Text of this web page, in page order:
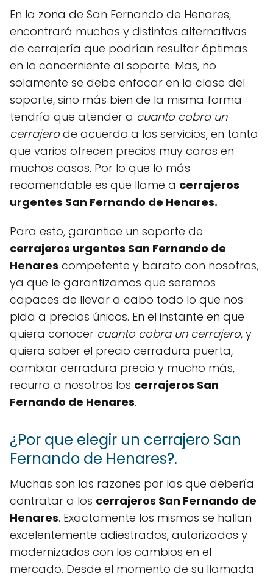
En la zona de San Fernando de Henares,
encontrará muchas y distintas alternativas
de cerrajería que podrían resultar óptimas
en lo concerniente al soporte. Mas, no
solamente se debe enfocar en la clase del
soporte, sino más bien de la misma forma
tendría que atender a cuanto cobra un
cerrajero de acuerdo a los servicios, en tanto
que varios ofrecen precios muy caros en
muchos casos. Por lo que lo más
recomendable es que llame a cerrajeros
urgentes San Fernando de Henares.
Para esto, garantice un soporte de
cerrajeros urgentes San Fernando de
Henares competente y barato con nosotros,
ya que le garantizamos que seremos
capaces de llevar a cabo todo lo que nos
pida a precios únicos. En el instante en que
quiera conocer cuanto cobra un cerrajero, y
quiera saber el precio cerradura puerta,
cambiar cerradura precio y mucho más,
recurra a nosotros los cerrajeros San
Fernando de Henares.
¿Por que elegir un cerrajero San
Fernando de Henares?.
Muchas son las razones por las que debería
contratar a los cerrajeros San Fernando de
Henares. Exactamente los mismos se hallan
excelentemente adiestrados, autorizados y
modernizados con los cambios en el
mercado. Desde el momento de su llamada